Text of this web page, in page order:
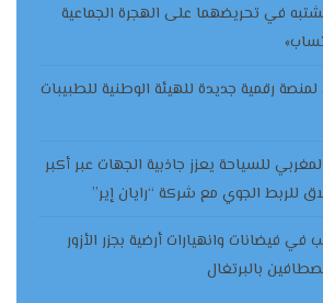
في تحريضهما على الهجرة الجماعية
رقمية جديدة للهيئة الوطنية للطبيبات
للسياحة يعزز جاذبية الجهات عبر أكبر
للربط الجوي مع شركة “رايان إير”
في فيضانات وانهيارات أرضية بجزر الأزور
بالبرتغال